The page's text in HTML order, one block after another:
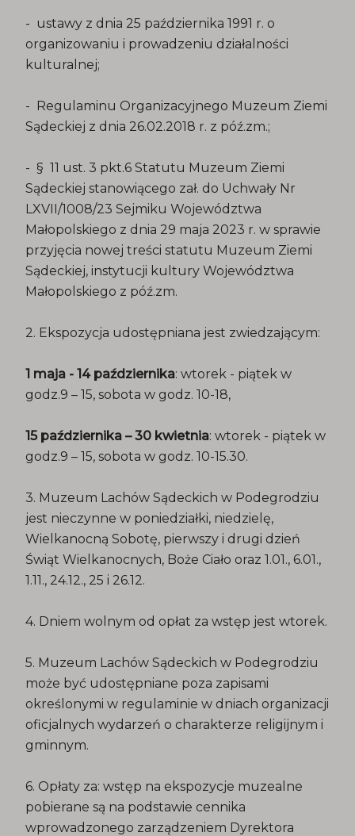
- ustawy z dnia 25 października 1991 r. o
organizowaniu i prowadzeniu działalności
kulturalnej;
- Regulaminu Organizacyjnego Muzeum Ziemi
Sądeckiej z dnia 26.02.2018 r. z póź.zm.;
- § 11 ust. 3 pkt.6 Statutu Muzeum Ziemi
Sądeckiej stanowiącego zał. do Uchwały Nr
LXVII/1008/23 Sejmiku Województwa
Małopolskiego z dnia 29 maja 2023 r. w sprawie
przyjęcia nowej treści statutu Muzeum Ziemi
Sądeckiej, instytucji kultury Województwa
Małopolskiego z póź.zm.
2. Ekspozycja udostępniana jest zwiedzającym:
1 maja - 14 października: wtorek - piątek w
godz.9 – 15, sobota w godz. 10-18,
15 października – 30 kwietnia: wtorek - piątek w
godz.9 – 15, sobota w godz. 10-15.30.
3. Muzeum Lachów Sądeckich w Podegrodziu
jest nieczynne w poniedziałki, niedzielę,
Wielkanocną Sobotę, pierwszy i drugi dzień
Świąt Wielkanocnych, Boże Ciało oraz 1.01., 6.01.,
1.11., 24.12., 25 i 26.12.
4. Dniem wolnym od opłat za wstęp jest wtorek.
5. Muzeum Lachów Sądeckich w Podegrodziu
może być udostępniane poza zapisami
określonymi w regulaminie w dniach organizacji
oficjalnych wydarzeń o charakterze religijnym i
gminnym.
6. Opłaty za: wstęp na ekspozycje muzealne
pobierane są na podstawie cennika
wprowadzonego zarządzeniem Dyrektora